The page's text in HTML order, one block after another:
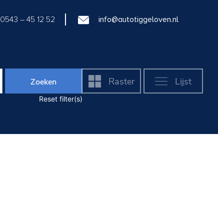
0543 – 45 12 52 info@autotiggeloven.nl
Zoeken
Reset filter(s)
Raster Lijst